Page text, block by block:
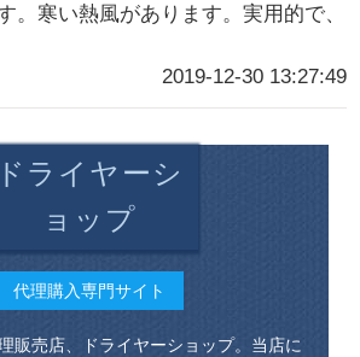
。寒い熱風があります。実用的で、
2019-12-30 13:27:49
ドライヤーシ
ョップ
代理購入専門サイト
販売店、ドライヤーショップ。当店に